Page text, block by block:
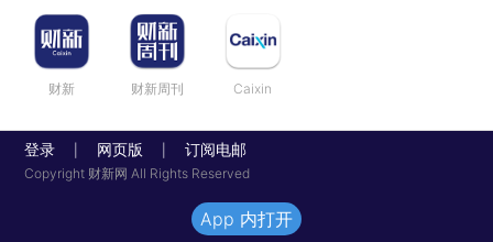
财新 财新周刊 Caixin
登录 网页版 订阅电邮
Copyright 财新网 All Rights Reserved
App 内打开